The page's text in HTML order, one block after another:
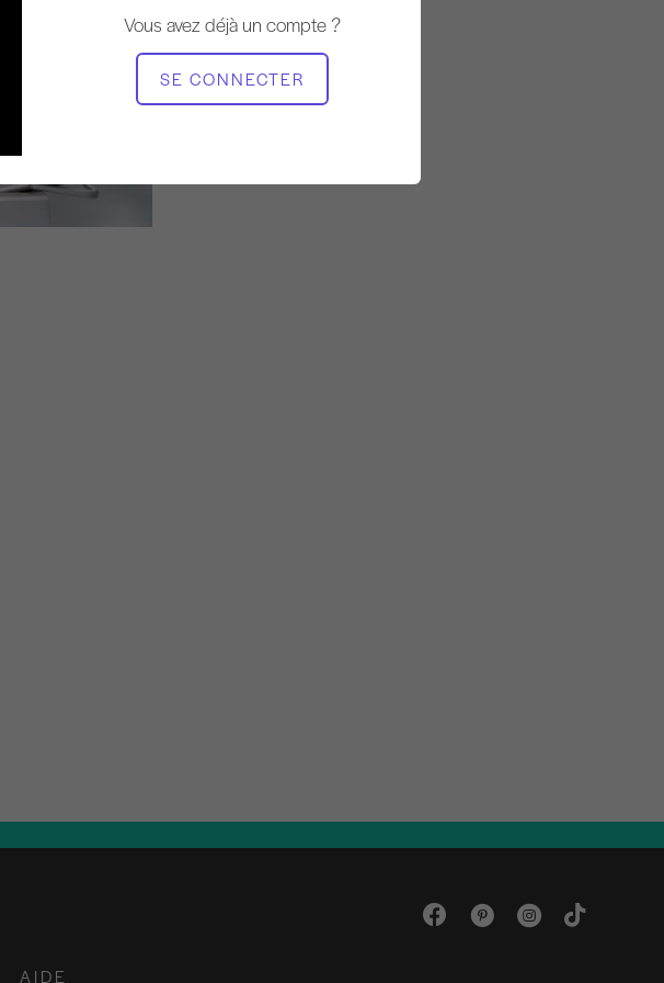
Vous avez déjà un compte ?
SE CONNECTER
MATÉRIEL NÉCESSAIRE
Réformateur
AIDE